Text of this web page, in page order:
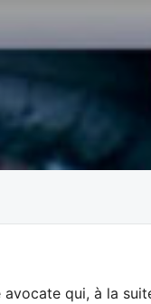
qui, à la